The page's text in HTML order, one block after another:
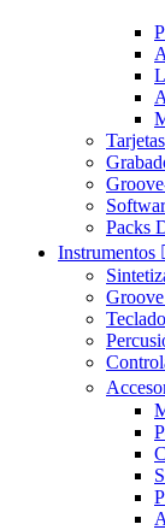
Packs
Instrumentos